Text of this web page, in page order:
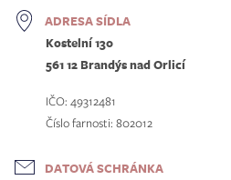
ADRESA SÍDLA
Kostelní 130
561 12 Brandýs nad Orlicí
IČO: 49312481
Číslo farnosti: 802012
DATOVÁ SCHRÁNKA